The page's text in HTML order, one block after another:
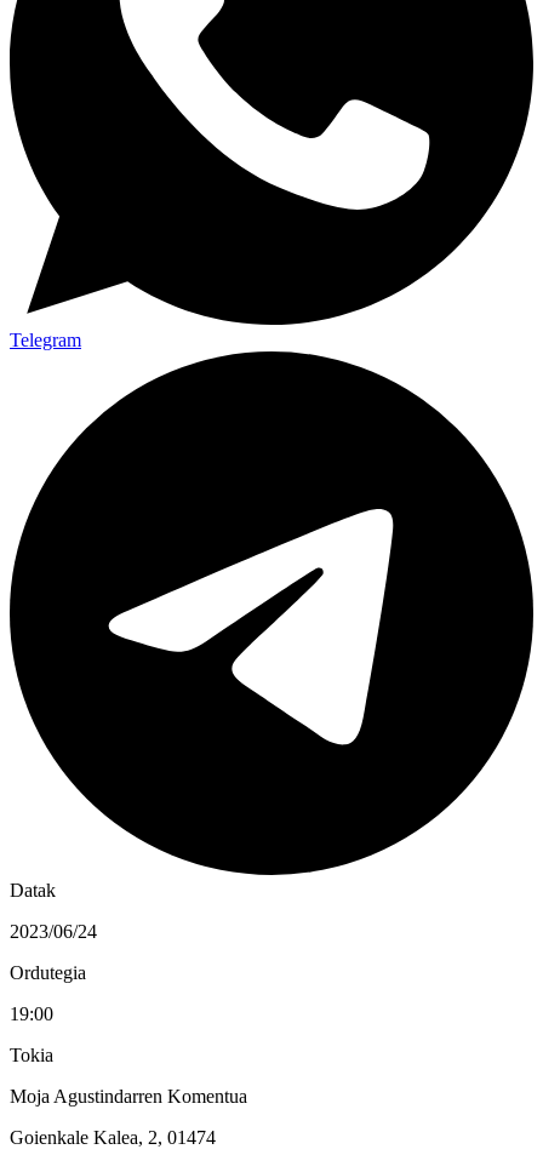
Telegram
Datak
2023/06/24
Ordutegia
19:00
Tokia
Moja Agustindarren Komentua
Goienkale Kalea, 2, 01474